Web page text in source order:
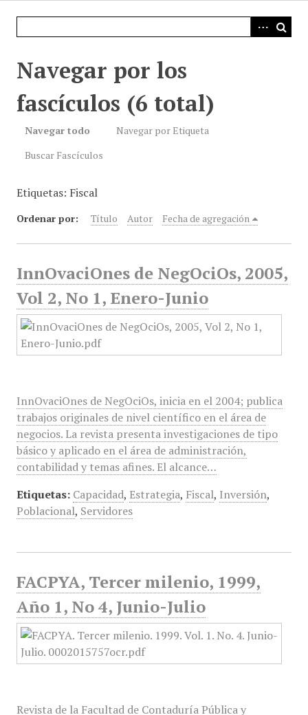
Navegar por los
fascículos (6 total)
Navegar todo
Navegar por Etiqueta
Buscar Fascículos
Etiquetas: Fiscal
Ordenar por: Título Autor Fecha de agregación
InnOvaciOnes de NegOciOs, 2005,
Vol 2, No 1, Enero-Junio
InnOvaciOnes de NegOciOs, inicia en el 2004; publica
trabajos originales de nivel científico en el área de
negocios. La revista presenta investigaciones de tipo
básico y aplicado en el área de administración,
contabilidad y temas afines. El alcance…
Etiquetas: Capacidad, Estrategia, Fiscal, Inversión,
Poblacional, Servidores
FACPYA, Tercer milenio, 1999,
Año 1, No 4, Junio-Julio
Revista de la Facultad de Contaduría Pública y